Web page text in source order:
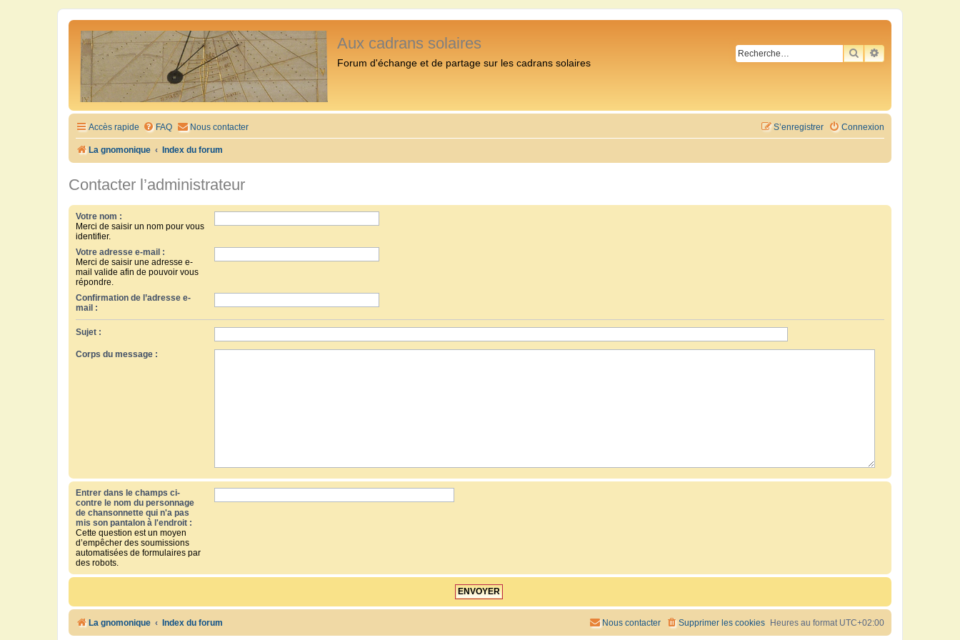
Aux cadrans solaires
Forum d'échange et de partage sur les cadrans solaires
RECHERCHER
RECHERCHE
Accès rapide FAQ Nous contacter Connexion
S’enregistrer
La gnomonique Index du forum
Contacter l’administrateur
Votre nom :
Merci de saisir un nom pour vous
identifier.
Votre adresse e-mail :
Merci de saisir une adresse e-
mail valide afin de pouvoir vous
répondre.
Confirmation de l’adresse e-
mail :
Sujet :
Corps du message :
Entrer dans le champs ci-
contre le nom du personnage
de chansonnette qui n'a pas
mis son pantalon à l'endroit :
Cette question est un moyen
d’empêcher des soumissions
automatisées de formulaires par
des robots.
La gnomonique Index du forum Heures au format UTC+02:00
Supprimer les cookies
Nous contacter